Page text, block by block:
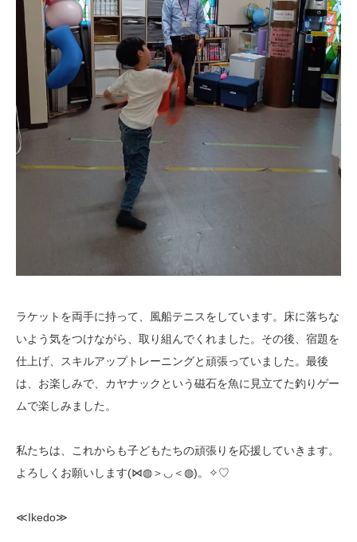
ラケットを両手に持って、風船テニスをしています。床に落ちな
いよう気をつけながら、取り組んでくれました。その後、宿題を
仕上げ、スキルアップトレーニングと頑張っていました。最後
は、お楽しみで、カヤナックという磁石を魚に見立てた釣りゲー
ムで楽しみました。
私たちは、これからも子どもたちの頑張りを応援していきます。
よろしくお願いします(⋈◍＞◡＜◍)。✧♡
≪Ikedo≫